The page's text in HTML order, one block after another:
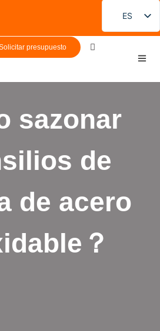
ES
EN
presupuesto
sazonar
de
de acero
？